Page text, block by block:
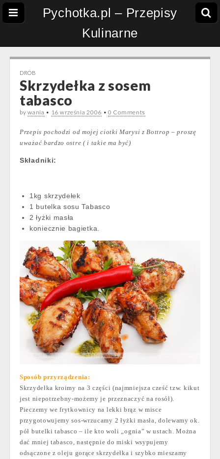
Pychotka.pl – Przepisy
Kulinarne
DRÓB
Skrzydełka z sosem
tabasco
bywania • 16 września 2006 •0 Comments
Przepis pochodzi od mojej ciotki Marysi z Bottrop – proszę
uważać bardzo ostre ( i takie ma być)
Składniki:
1kg skrzydełek
1 butelka sosu Tabasco
2 łyżki masła
koniecznie bagietka.
Sposób przyrządzenia:
Skrzydełka kroimy na 3 części (najmniejsza cześć tzw. kikut
jest niepotrzebny-możemy je przeznaczyć na rosół).
Pieczemy we frytkownicy na lekki brąz w misce
przygotowujemy sos-wrzucamy 2 łyżki masła, dolewamy ok.
pół butelki tabasco – ile kto woli „ognia” w ustach. Można
dać mniej tabasco, następnie do miski wsypujemy
odsączone z oleju gorące skrzydełka i szybko mieszamy